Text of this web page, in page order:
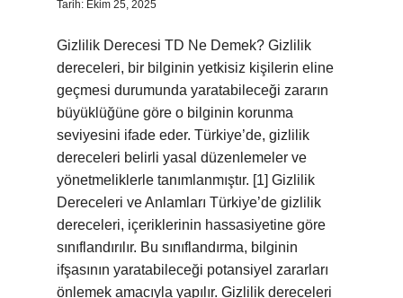
Tarih: Ekim 25, 2025
Gizlilik Derecesi TD Ne Demek? Gizlilik
dereceleri, bir bilginin yetkisiz kişilerin eline
geçmesi durumunda yaratabileceği zararın
büyüklüğüne göre o bilginin korunma
seviyesini ifade eder. Türkiye’de, gizlilik
dereceleri belirli yasal düzenlemeler ve
yönetmeliklerle tanımlanmıştır. [1] Gizlilik
Dereceleri ve Anlamları Türkiye’de gizlilik
dereceleri, içeriklerinin hassasiyetine göre
sınıflandırılır. Bu sınıflandırma, bilginin
ifşasının yaratabileceği potansiyel zararları
önlemek amacıyla yapılır. Gizlilik dereceleri